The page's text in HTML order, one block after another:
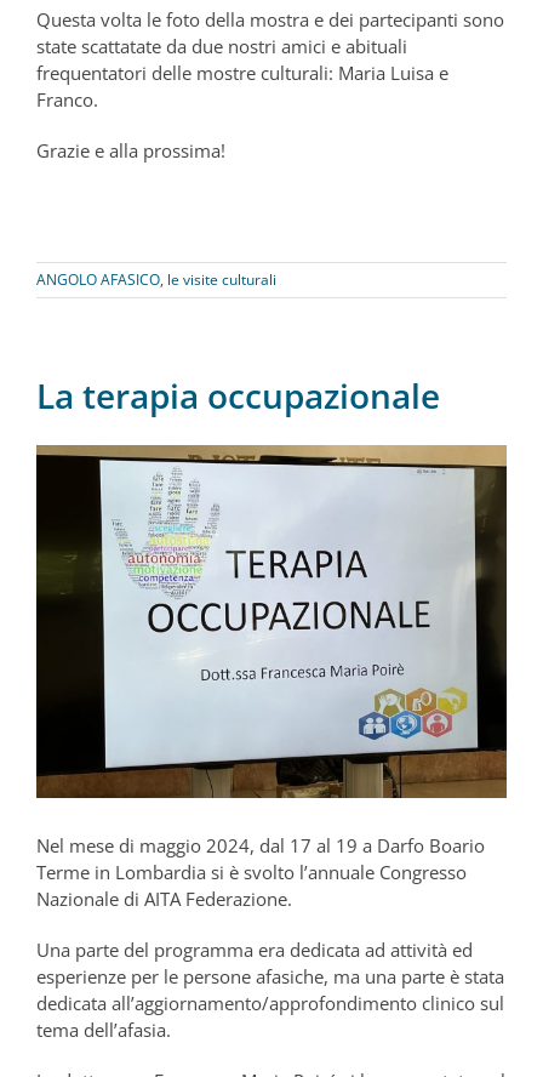
Questa volta le foto della mostra e dei partecipanti sono
state scattatate da due nostri amici e abituali
frequentatori delle mostre culturali: Maria Luisa e
Franco.
Grazie e alla prossima!
ANGOLO AFASICO, le visite culturali
La terapia occupazionale
Nel mese di maggio 2024, dal 17 al 19 a Darfo Boario
Terme in Lombardia si è svolto l’annuale Congresso
Nazionale di AITA Federazione.
Una parte del programma era dedicata ad attività ed
esperienze per le persone afasiche, ma una parte è stata
dedicata all’aggiornamento/approfondimento clinico sul
tema dell’afasia.